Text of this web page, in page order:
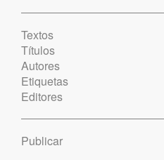
Textos
Títulos
Autores
Etiquetas
Editores
Publicar